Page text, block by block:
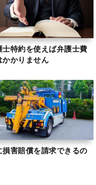
士特約を使えば弁護士費
かかりません
損害賠償を請求できるの